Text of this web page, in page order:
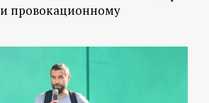
провокационному